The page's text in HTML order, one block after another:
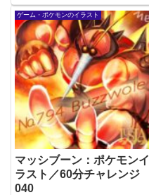
ゲーム・ポケモンのイラスト
マッシブーン：ポケモンイ
ラスト／60分チャレンジ
040